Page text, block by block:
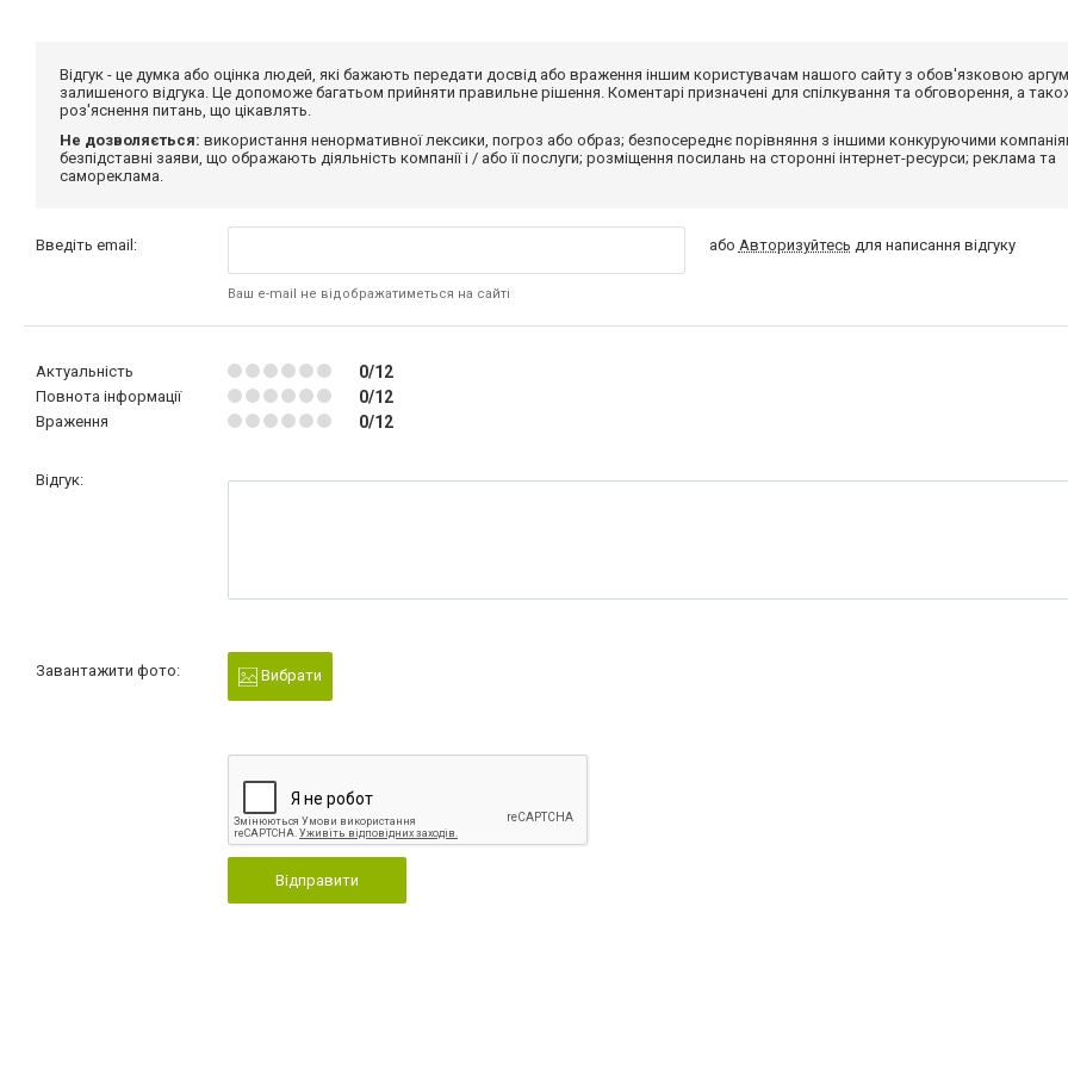
Відгук - це думка або оцінка людей, які бажають передати досвід або враження іншим користувачам нашого сайту з обов'язковою
залишеного відгука. Це допоможе багатьом прийняти правильне рішення. Коментарі призначені для спілкування та обговорення, а
роз'яснення питань, що цікавлять.
Не дозволяється: використання ненормативної лексики, погроз або образ; безпосереднє порівняння з іншими конкуруючими
безпідставні заяви, що ображають діяльність компанії і / або її послуги; розміщення посилань на сторонні інтернет-ресурси; реклама та
самореклама.
Введіть email:
Ваш e-mail не відображатиметься на сайті
або Авторизуйтесь для написання відгуку
Актуальність 0/12
Повнота інформації 0/12
Враження 0/12
Відгук:
Завантажити фото: Вибрати
Відправити